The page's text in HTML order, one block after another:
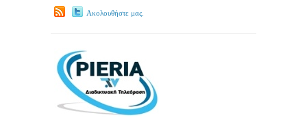
Ακολουθήστε μας.